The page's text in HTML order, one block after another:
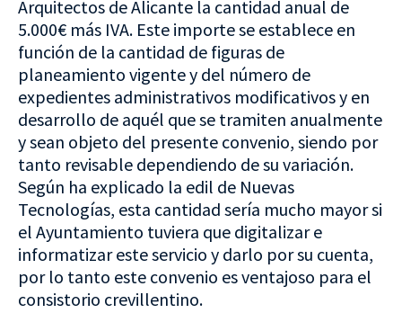
Arquitectos de Alicante la cantidad anual de
5.000€ más IVA. Este importe se establece en
función de la cantidad de figuras de
planeamiento vigente y del número de
expedientes administrativos modificativos y en
desarrollo de aquél que se tramiten anualmente
y sean objeto del presente convenio, siendo por
tanto revisable dependiendo de su variación.
Según ha explicado la edil de Nuevas
Tecnologías, esta cantidad sería mucho mayor si
el Ayuntamiento tuviera que digitalizar e
informatizar este servicio y darlo por su cuenta,
por lo tanto este convenio es ventajoso para el
consistorio crevillentino.